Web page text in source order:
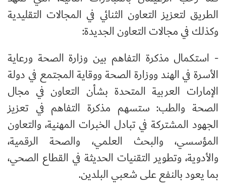
الطريق لتعزيز التعاون الثنائي في المجالات التقليدية
وكذلك في مجالات التعاون الجديدة:
- استكمال مذكرة التفاهم بين وزارة الصحة ورعاية
الأسرة في الهند ووزارة الصحة ووقاية المجتمع في دولة
الإمارات العربية المتحدة بشأن التعاون في مجال
الصحة والطب: ستسهم مذكرة التفاهم في تعزيز
الجهود المشتركة في تبادل الخبرات المهنية، والتعاون
المؤسسي، والبحث العلمي، والصحة الرقمية،
والأدوية، وتطوير التقنيات الحديثة في القطاع الصحي،
بما يعود بالنفع على شعبي البلدين.